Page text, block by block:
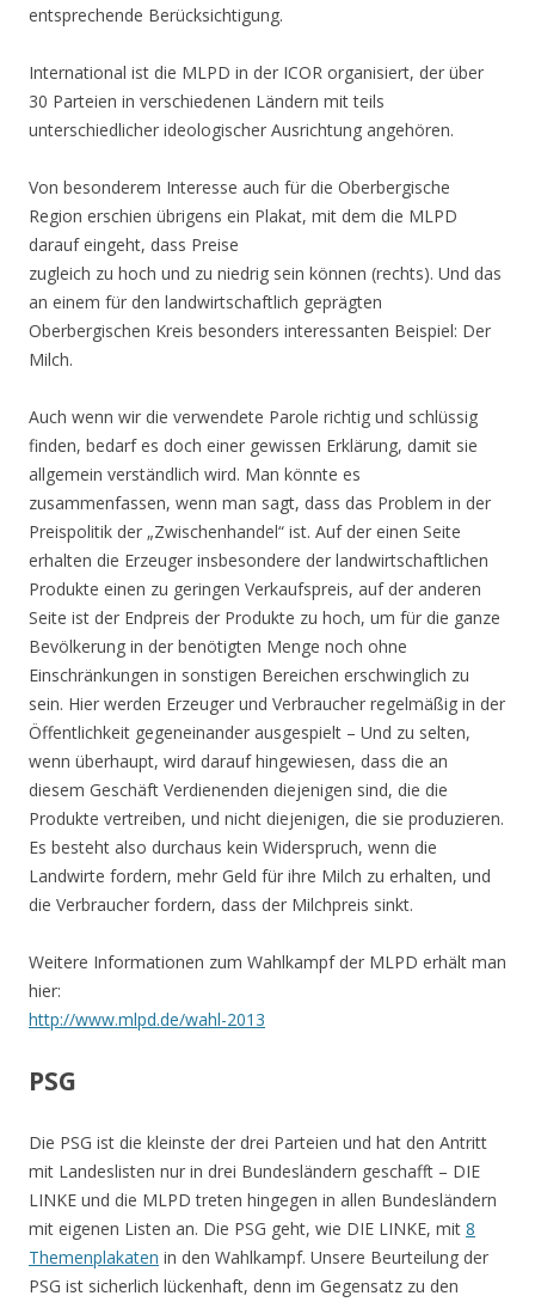
entsprechende Berücksichtigung.
International ist die MLPD in der ICOR organisiert, der über
30 Parteien in verschiedenen Ländern mit teils
unterschiedlicher ideologischer Ausrichtung angehören.
Von besonderem Interesse auch für die Oberbergische
Region erschien übrigens ein Plakat, mit dem die MLPD
darauf eingeht, dass Preise
zugleich zu hoch und zu niedrig sein können (rechts). Und das
an einem für den landwirtschaftlich geprägten
Oberbergischen Kreis besonders interessanten Beispiel: Der
Milch.
Auch wenn wir die verwendete Parole richtig und schlüssig
finden, bedarf es doch einer gewissen Erklärung, damit sie
allgemein verständlich wird. Man könnte es
zusammenfassen, wenn man sagt, dass das Problem in der
Preispolitik der „Zwischenhandel“ ist. Auf der einen Seite
erhalten die Erzeuger insbesondere der landwirtschaftlichen
Produkte einen zu geringen Verkaufspreis, auf der anderen
Seite ist der Endpreis der Produkte zu hoch, um für die ganze
Bevölkerung in der benötigten Menge noch ohne
Einschränkungen in sonstigen Bereichen erschwinglich zu
sein. Hier werden Erzeuger und Verbraucher regelmäßig in der
Öffentlichkeit gegeneinander ausgespielt – Und zu selten,
wenn überhaupt, wird darauf hingewiesen, dass die an
diesem Geschäft Verdienenden diejenigen sind, die die
Produkte vertreiben, und nicht diejenigen, die sie produzieren.
Es besteht also durchaus kein Widerspruch, wenn die
Landwirte fordern, mehr Geld für ihre Milch zu erhalten, und
die Verbraucher fordern, dass der Milchpreis sinkt.
Weitere Informationen zum Wahlkampf der MLPD erhält man
hier:
http://www.mlpd.de/wahl-2013
PSG
Die PSG ist die kleinste der drei Parteien und hat den Antritt
mit Landeslisten nur in drei Bundesländern geschafft – DIE
LINKE und die MLPD treten hingegen in allen Bundesländern
mit eigenen Listen an. Die PSG geht, wie DIE LINKE, mit 8
Themenplakaten in den Wahlkampf. Unsere Beurteilung der
PSG ist sicherlich lückenhaft, denn im Gegensatz zu den